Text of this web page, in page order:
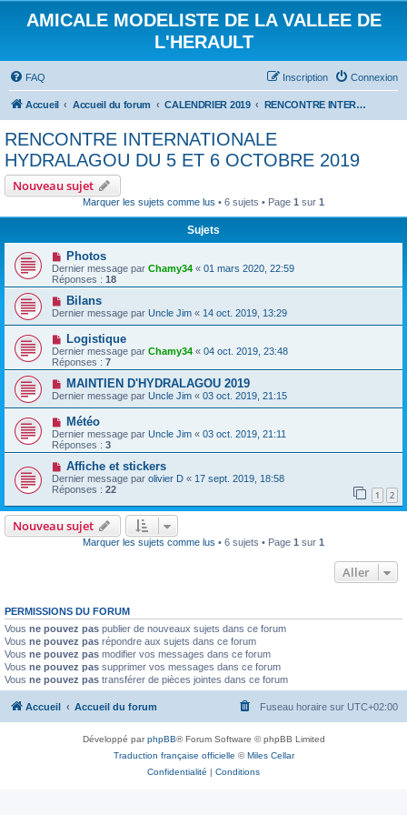
AMICALE MODELISTE DE LA VALLEE DE
L'HERAULT
FAQ Connexion
Inscription
Accueil Accueil du forum CALENDRIER 2019 RENCONTRE INTERNATIONALE HYDRALAGOU DU 5 ET 6 OCTOBRE 2019
RENCONTRE INTERNATIONALE
HYDRALAGOU DU 5 ET 6 OCTOBRE 2019
Nouveau sujet
Marquer les sujets comme lus • 6 sujets • Page 1 sur 1
Sujets
Photos
Dernier message par Chamy34 « 01 mars 2020, 22:59
Réponses : 18
Bilans
Dernier message par Uncle Jim « 14 oct. 2019, 13:29
Logistique
Dernier message par Chamy34 « 04 oct. 2019, 23:48
Réponses : 7
MAINTIEN D'HYDRALAGOU 2019
Dernier message par Uncle Jim « 03 oct. 2019, 21:15
Météo
Dernier message par Uncle Jim « 03 oct. 2019, 21:11
Réponses : 3
Affiche et stickers
Dernier message par olivier D « 17 sept. 2019, 18:58
Réponses : 22 1 2
Nouveau sujet
Marquer les sujets comme lus • 6 sujets • Page 1 sur 1
Aller
PERMISSIONS DU FORUM
Vous ne pouvez pas publier de nouveaux sujets dans ce forum
Vous ne pouvez pas répondre aux sujets dans ce forum
Vous ne pouvez pas modifier vos messages dans ce forum
Vous ne pouvez pas supprimer vos messages dans ce forum
Vous ne pouvez pas transférer de pièces jointes dans ce forum
Accueil Accueil du forum Fuseau horaire sur UTC+02:00
Développé parphpBB® Forum Software © phpBB Limited
Traduction française officielle ©Miles Cellar
Confidentialité | Conditions